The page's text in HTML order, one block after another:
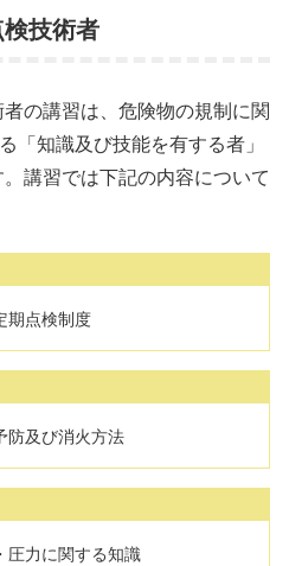
技術者
の講習は、危険物の規制に関
「知識及び技能を有する者」
講習では下記の内容について
期点検制度
防及び消火方法
圧力に関する知識